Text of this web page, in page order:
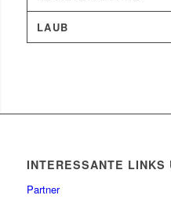
LAUB
INTERESSANTE LINKS
Partner